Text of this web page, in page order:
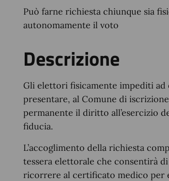
Può farne richiesta chiunque sia
autonomamente il voto
Descrizione
Gli elettori fisicamente impediti
presentare, al Comune di
permanente il diritto all’esercizio
fiducia.
L’accoglimento della richiesta
tessera elettorale che consentirà
ricorrere al certificato medico per